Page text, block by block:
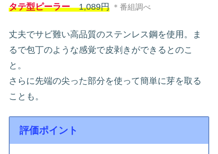
タテ型ピーラー1,089円 ＊番組調べ
丈夫でサビ難い高品質のステンレス鋼を使用。ま
るで包丁のような感覚で皮剥きができるとのこ
と。
さらに先端の尖った部分を使って簡単に芽を取る
ことも。
評価ポイント